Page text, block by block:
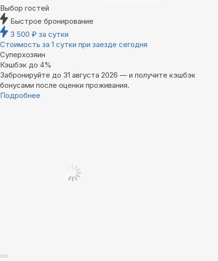
Выбор гостей
Быстрое бронирование
3 500 ₽ за сутки
Стоимость за 1 сутки при заезде сегодня
Суперхозяин
Кэшбэк до 4%
Забронируйте до 31 августа 2026 — и получите кэшбэк
бонусами после оценки проживания.
Подробнее